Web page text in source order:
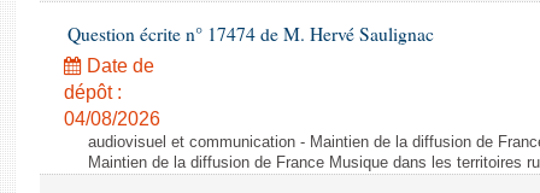
Question écrite n° 17474 de M. Hervé Saulignac
Date de
dépôt :
04/08/2026
audiovisuel et communication - Maintien de la diffusion de
Maintien de la diffusion de France Musique dans les territoires